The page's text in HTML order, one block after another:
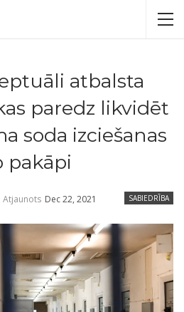
atbalsta
paredz likvidēt
soda izciešanas
pakāpi
SABIEDRĪBA
Atjaunots Dec 22, 2021